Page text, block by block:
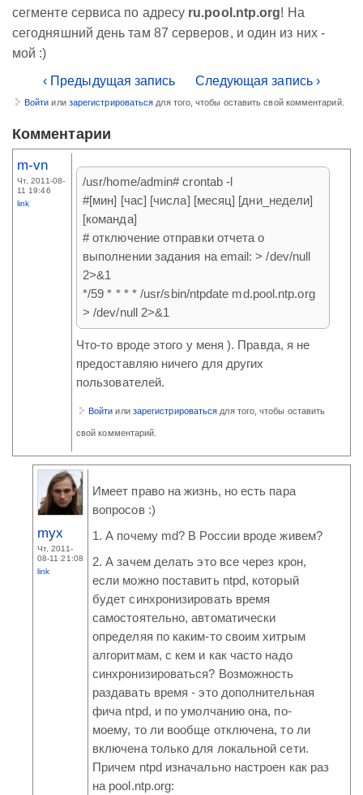
сегменте сервиса по адресу ru.pool.ntp.org! На
сегодняшний день там 87 серверов, и один из них -
мой :)
‹ Предыдущая запись
Следующая запись ›
Войти или зарегистрироваться для того, чтобы оставить свой комментарий.
Комментарии
m-vn
Чт, 2011-08-
11 19:46
link
/usr/home/admin# crontab -l
#[мин] [час] [числа] [месяц] [дни_недели]
[команда]
# отключение отправки отчета о
выполнении задания на email: > /dev/null
2>&1
*/59 * * * * /usr/sbin/ntpdate md.pool.ntp.org
> /dev/null 2>&1
Что-то вроде этого у меня ). Правда, я не
предоставляю ничего для других
пользователей.
Войти или зарегистрироваться для того, чтобы оставить
свой комментарий.
myx
Чт, 2011-
08-11 21:08
link
Имеет право на жизнь, но есть пара
вопросов :)
1. А почему md? В России вроде живем?
2. А зачем делать это все через крон,
если можно поставить ntpd, который
будет синхронизировать время
самостоятельно, автоматически
определяя по каким-то своим хитрым
алгоритмам, с кем и как часто надо
синхронизироваться? Возможность
раздавать время - это дополнительная
фича ntpd, и по умолчанию она, по-
моему, то ли вообще отключена, то ли
включена только для локальной сети.
Причем ntpd изначально настроен как раз
на pool.ntp.org: